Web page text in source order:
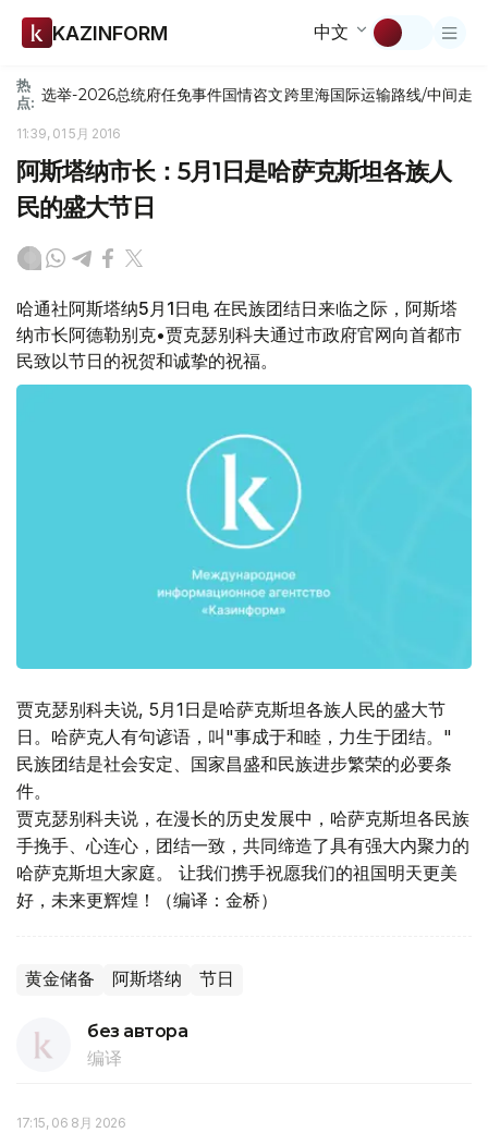
KAZINFORM 中文
热
点: 选举-2026总统府任免事件国情咨文跨里海国际运输路线/中间走廊
11:39, 01 5月 2016
阿斯塔纳市长：5月1日是哈萨克斯坦各族人
民的盛大节日
哈通社阿斯塔纳5月1日电 在民族团结日来临之际，阿斯塔
纳市长阿德勒别克•贾克瑟别科夫通过市政府官网向首都市
民致以节日的祝贺和诚挚的祝福。
贾克瑟别科夫说, 5月1日是哈萨克斯坦各族人民的盛大节
日。哈萨克人有句谚语，叫"事成于和睦，力生于团结。"
民族团结是社会安定、国家昌盛和民族进步繁荣的必要条
件。
贾克瑟别科夫说，在漫长的历史发展中，哈萨克斯坦各民族
手挽手、心连心，团结一致，共同缔造了具有强大内聚力的
哈萨克斯坦大家庭。 让我们携手祝愿我们的祖国明天更美
好，未来更辉煌！（编译：金桥）
黄金储备 阿斯塔纳 节日
без автора
编译
17:15, 06 8月 2026